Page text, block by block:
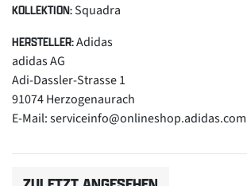
KOLLEKTION:Squadra
HERSTELLER:Adidas
adidas AG
Adi-Dassler-Strasse 1
91074 Herzogenaurach
E-Mail: serviceinfo@onlineshop.adidas.com